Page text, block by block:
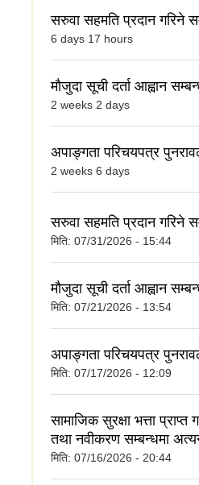
सरुवा सहमति प्रदान गरिने
6 days 17 hours
मौजुदा सूची दर्ता आह्वान
2 weeks 2 days
अपाङ्गता परिचयपत्र
2 weeks 6 days
सरुवा सहमति प्रदान गरिने
मिति: 07/31/2026 - 15:44
मौजुदा सूची दर्ता आह्वान
मिति: 07/21/2026 - 13:54
अपाङ्गता परिचयपत्र
मिति: 07/17/2026 - 12:09
सामाजिक सुरक्षा भत्ता
तथा नवीकरण सम्बन्धमा
मिति: 07/16/2026 - 20:44